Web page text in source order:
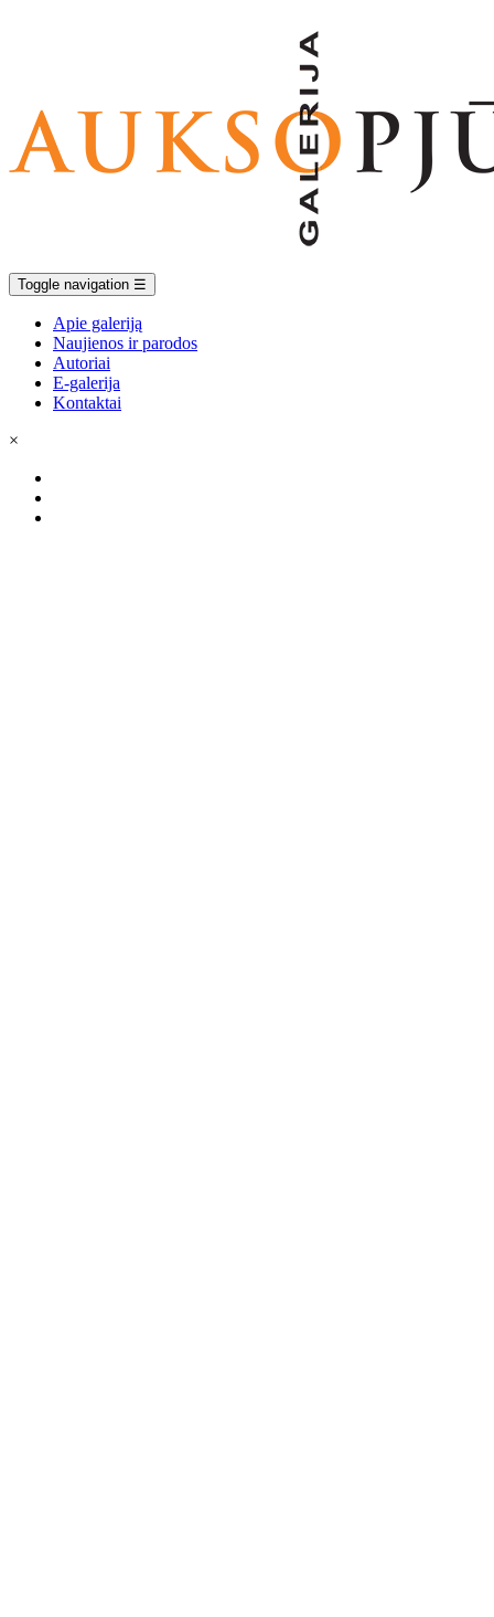
Toggle navigation ☰
Apie galeriją
Naujienos ir parodos
Autoriai
E-galerija
Kontaktai
×